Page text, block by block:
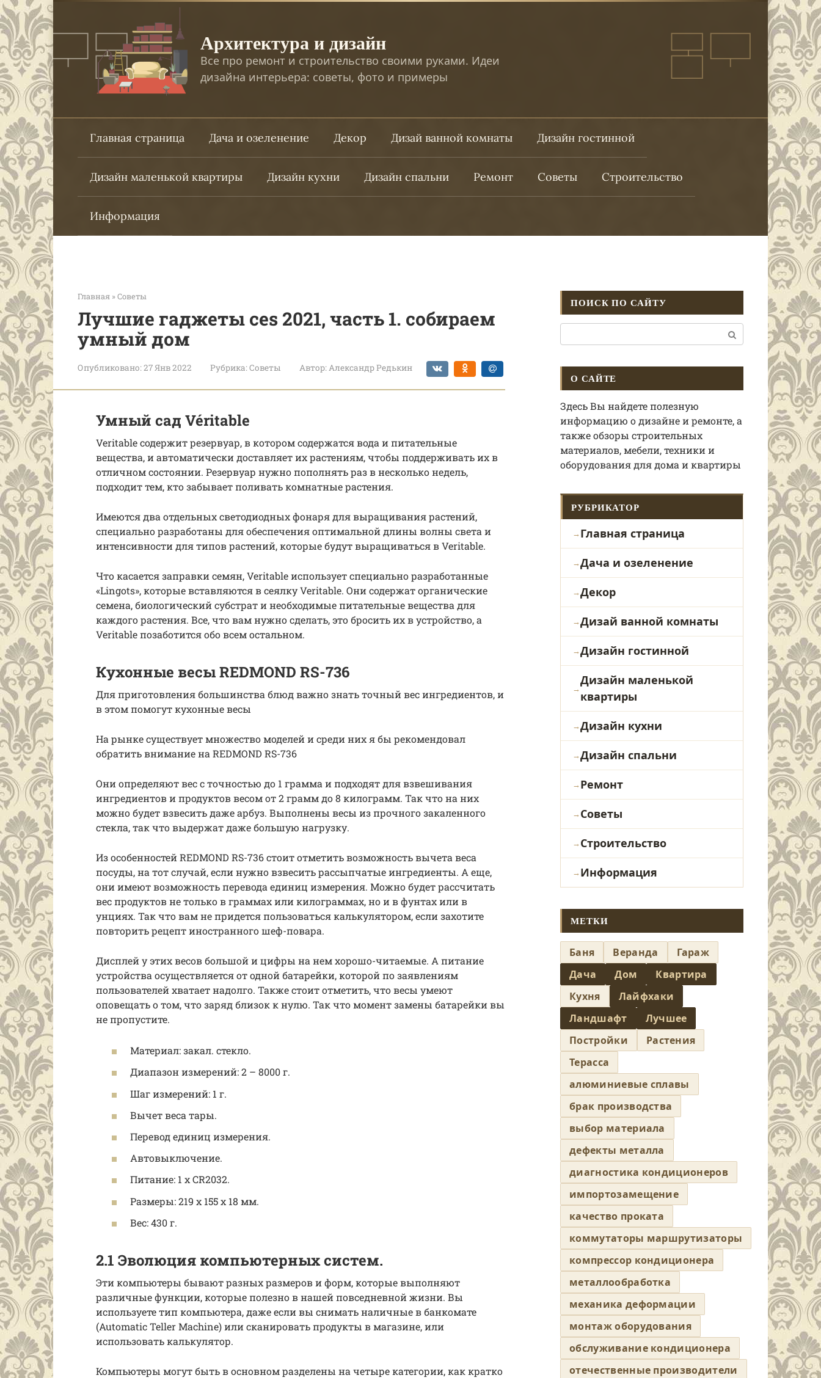
Перейти
к
контенту
Архитектура и дизайн
Все про ремонт и строительство своими руками. Идеи
дизайна интерьера: советы, фото и примеры
Главная страница Дача и озеленение Декор Дизай ванной комнаты Дизайн гостинной
Дизайн маленькой квартиры Дизайн кухни Дизайн спальни Ремонт Советы Строительство
Информация
Главная »Советы
Лучшие гаджеты ces 2021, часть 1. собираем
умный дом
Опубликовано:27 Янв 2022 Рубрика:Советы Автор:Александр Редькин
Умный сад Véritable
Veritable содержит резервуар, в котором содержатся вода и питательные
вещества, и автоматически доставляет их растениям, чтобы поддерживать их в
отличном состоянии. Резервуар нужно пополнять раз в несколько недель,
подходит тем, кто забывает поливать комнатные растения.
Имеются два отдельных светодиодных фонаря для выращивания растений,
специально разработаны для обеспечения оптимальной длины волны света и
интенсивности для типов растений, которые будут выращиваться в Veritable.
Что касается заправки семян, Veritable использует специально разработанные
«Lingots», которые вставляются в сеялку Veritable. Они содержат органические
семена, биологический субстрат и необходимые питательные вещества для
каждого растения. Все, что вам нужно сделать, это бросить их в устройство, а
Veritable позаботится обо всем остальном.
Кухонные весы REDMOND RS-736
Для приготовления большинства блюд важно знать точный вес ингредиентов, и
в этом помогут кухонные весы
На рынке существует множество моделей и среди них я бы рекомендовал
обратить внимание на REDMOND RS-736
Они определяют вес с точностью до 1 грамма и подходят для взвешивания
ингредиентов и продуктов весом от 2 грамм до 8 килограмм. Так что на них
можно будет взвесить даже арбуз. Выполнены весы из прочного закаленного
стекла, так что выдержат даже большую нагрузку.
Из особенностей REDMOND RS-736 стоит отметить возможность вычета веса
посуды, на тот случай, если нужно взвесить рассыпчатые ингредиенты. А еще,
они имеют возможность перевода единиц измерения. Можно будет рассчитать
вес продуктов не только в граммах или килограммах, но и в фунтах или в
унциях. Так что вам не придется пользоваться калькулятором, если захотите
повторить рецепт иностранного шеф-повара.
Дисплей у этих весов большой и цифры на нем хорошо-читаемые. А питание
устройства осуществляется от одной батарейки, которой по заявлениям
пользователей хватает надолго. Также стоит отметить, что весы умеют
оповещать о том, что заряд близок к нулю. Так что момент замены батарейки вы
не пропустите.
Материал: закал. стекло.
Диапазон измерений: 2 – 8000 г.
Шаг измерений: 1 г.
Вычет веса тары.
Перевод единиц измерения.
Автовыключение.
Питание: 1 х CR2032.
Размеры: 219 х 155 х 18 мм.
Вес: 430 г.
2.1 Эволюция компьютерных систем.
Эти компьютеры бывают разных размеров и форм, которые выполняют
различные функции, которые полезно в нашей повседневной жизни. Вы
используете тип компьютера, даже если вы снимать наличные в банкомате
(Automatic Teller Machine) или сканировать продукты в магазине, или
использовать калькулятор.
Компьютеры могут быть в основном разделены на четыре категории, как кратко
ПОИСК ПО САЙТУ
О САЙТЕ
Здесь Вы найдете полезную
информацию о дизайне и ремонте, а
также обзоры строительных
материалов, мебели, техники и
оборудования для дома и квартиры
РУБРИКАТОР
Главная страница
Дача и озеленение
Декор
Дизай ванной комнаты
Дизайн гостинной
Дизайн маленькой
квартиры
Дизайн кухни
Дизайн спальни
Ремонт
Советы
Строительство
Информация
МЕТКИ
Баня Веранда
Гараж
Дача
Дом
Квартира
Кухня
Лайфхаки
Ландшафт
Лучшее
Постройки
Растения
Терасса
алюминиевые сплавы
брак производства
выбор материала
дефекты металла
диагностика кондиционеров
импортозамещение
качество проката
коммутаторы маршрутизаторы
компрессор кондиционера
металлообработка
механика деформации
монтаж оборудования
обслуживание кондиционера
отечественные производители